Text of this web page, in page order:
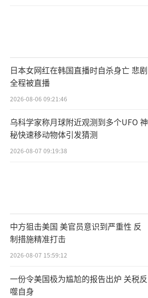
日本女网红在韩国直播时自杀身亡 悲剧
全程被直播
2026-08-06 09:21:46
乌科学家称月球附近观测到多个UFO 神
秘快速移动物体引发猜测
2026-08-07 09:19:38
中方狙击美国 美官员意识到严重性 反
制措施精准打击
2026-08-07 15:59:12
一份令美国极为尴尬的报告出炉 关税反
噬自身